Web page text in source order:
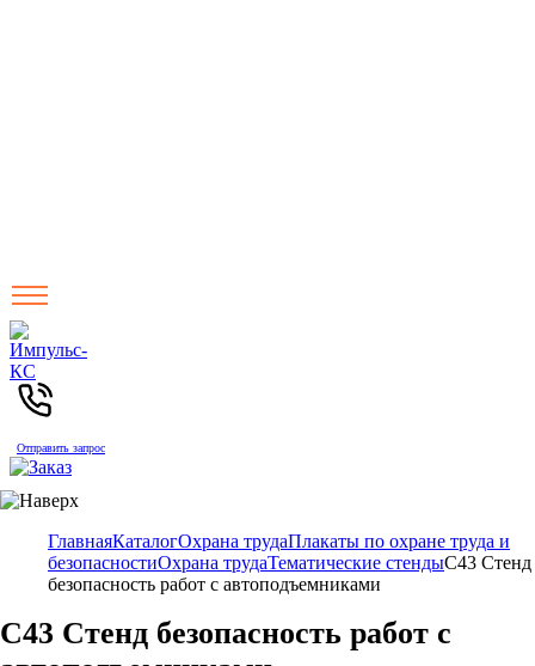
Отправить запрос
ГлавнаяКаталогОхрана трудаПлакаты по охране труда и
безопасностиОхрана трудаТематические стендыC43 Стенд
безопасность работ с автоподъемниками
C43 Стенд безопасность работ с